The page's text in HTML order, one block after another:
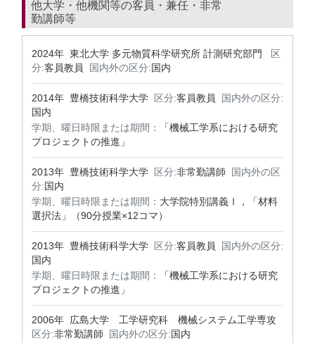
他大学・他機関等の客員・兼任・非常
勤講師等
2024年 東北大学 多元物質科学研究所 計測研究部門
区
分:客員教員 国内外の区分:国内
2014年 豊橋技術科学大学 区分:客員教員
国内外の区分:
国内
学期、曜日時限または期間：
「機械工学系における研究
プロジェクトの推進」
2013年 豊橋技術科学大学 区分:非常勤講師
国内外の区
分:国内
学期、曜日時限または期間： 大学院特別講義Ⅰ，「材料
選択法」（90分授業×12コマ）
2013年 豊橋技術科学大学 区分:客員教員
国内外の区分:
国内
学期、曜日時限または期間：
「機械工学系における研究
プロジェクトの推進」
2006年 広島大学 工学研究科 機械システム工学専攻
区分:非常勤講師 国内外の区分:国内